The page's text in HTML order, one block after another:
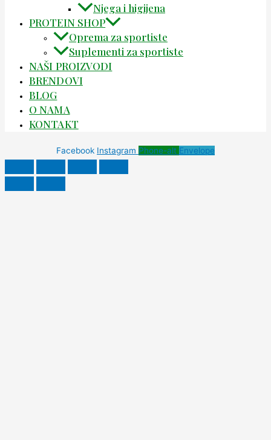
Njega i higijena
PROTEIN SHOP
Oprema za sportiste
Suplementi za sportiste
NAŠI PROIZVODI
BRENDOVI
BLOG
O NAMA
KONTAKT
Facebook Instagram Phone-alt Envelope